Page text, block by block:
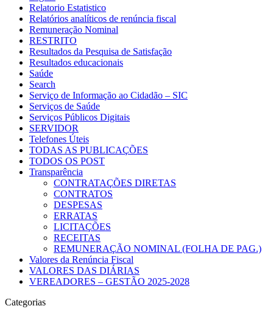
Relatorio Estatistico
Relatórios analíticos de renúncia fiscal
Remuneração Nominal
RESTRITO
Resultados da Pesquisa de Satisfação
Resultados educacionais
Saúde
Search
Serviço de Informação ao Cidadão – SIC
Serviços de Saúde
Serviços Públicos Digitais
SERVIDOR
Telefones Úteis
TODAS AS PUBLICAÇÕES
TODOS OS POST
Transparência
CONTRATAÇÕES DIRETAS
CONTRATOS
DESPESAS
ERRATAS
LICITAÇÕES
RECEITAS
REMUNERAÇÃO NOMINAL (FOLHA DE PAG.)
Valores da Renúncia Fiscal
VALORES DAS DIÁRIAS
VEREADORES – GESTÃO 2025-2028
Categorias